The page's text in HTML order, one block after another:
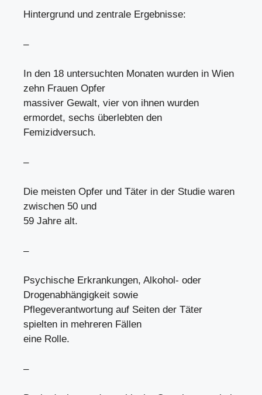
Hintergrund und zentrale Ergebnisse:
–
In den 18 untersuchten Monaten wurden in Wien
zehn Frauen Opfer
massiver Gewalt, vier von ihnen wurden
ermordet, sechs überlebten den
Femizidversuch.
–
Die meisten Opfer und Täter in der Studie waren
zwischen 50 und
59 Jahre alt.
–
Psychische Erkrankungen, Alkohol- oder
Drogenabhängigkeit sowie
Pflegeverantwortung auf Seiten der Täter
spielten in mehreren Fällen
eine Rolle.
–